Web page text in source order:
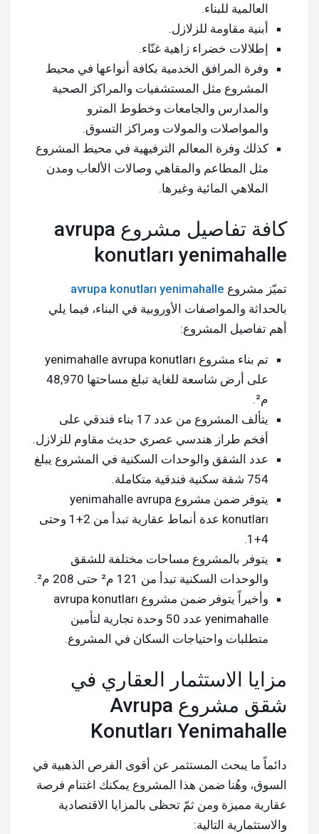
العالمية للبناء.
أبنية مقاومة للزلازل.
إطلالات خضراء زاهية غنّاء.
وفرة المرافق الخدمية بكافة أنواعها في محيط
المشروع مثل المستشفيات والمراكز الصحية
والمدارس والجامعات وخطوط المترو
والمواصلات والمولات ومراكز التسوق.
كذلك وفرة المعالم الترفيهية في محيط المشروع
مثل المطاعم والمقاهي وصالات الألعاب ومدن
الملاهي المائية وغيرها.
كافة تفاصيل مشروع avrupa
konutları yenimahalle
تميّز مشروع
بالحداثة والمواصفات الأوروبية في البناء، فيما يلي
أهم تفاصيل المشروع:
تم بناء مشروع yenimahalle avrupa konutları
على أرض شاسعة للغاية تبلغ مساحتها 48,970
م².
يتألف المشروع من عدد 17 بناء فندقي على
أفخم طراز هندسي عصري حديث مقاوم للزلازل.
عدد الشقق والوحدات السكنية في المشروع يبلغ
754 شقة سكنية فندقية متكاملة.
يتوفر ضمن مشروع yenimahalle avrupa
konutları عدة أنماط عقارية تبدأ من 2+1 وحتى
4+1.
يتوفر بالمشروع مساحات مختلفة للشقق
والوحدات السكنية تبدأ من 121 م² حتى 208 م².
وأخيراً يتوفر ضمن مشروع avrupa konutları
yenimahalle عدد 50 وحدة تجارية لتأمين
متطلبات واحتياجات السكان في المشروع.
مزايا الاستثمار العقاري في
شقق مشروع Avrupa
Konutları Yenimahalle
دائماً ما يبحث المستثمر عن أقوى الفرص الذهبية في
السوق، وهُنا ضمن هذا المشروع يمكنك اغتنام فرصة
عقارية مميزة ومن ثمّ تحظى بالمزايا الاقتصادية
والاستثمارية التالية: